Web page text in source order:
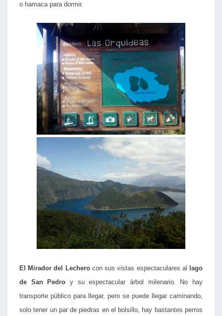
o hamaca para dormir.
El Mirador del Lecherocon sus vistas espectaculares al
lago
de San Pedro y su espectacular árbol milenario. No hay
transporte público para llegar, pero se puede llegar caminando,
solo tener un par de piedras en el bolsillo, hay bastantes perros